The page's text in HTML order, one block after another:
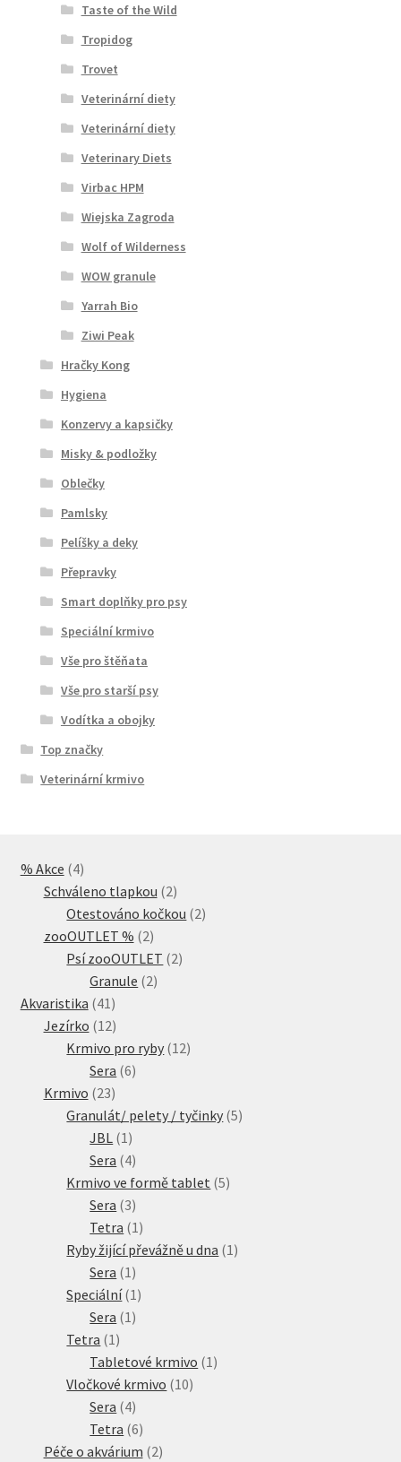
Taste of the Wild
Tropidog
Trovet
Veterinární diety
Veterinární diety
Veterinary Diets
Virbac HPM
Wiejska Zagroda
Wolf of Wilderness
WOW granule
Yarrah Bio
Ziwi Peak
Hračky Kong
Hygiena
Konzervy a kapsičky
Misky & podložky
Oblečky
Pamlsky
Pelíšky a deky
Přepravky
Smart doplňky pro psy
Speciální krmivo
Vše pro štěňata
Vše pro starší psy
Vodítka a obojky
Top značky
Veterinární krmivo
% Akce 44
produkty
Schváleno tlapkou 22
produkty
Otestováno kočkou 22
zooOUTLET % 22
produkty
Psí zooOUTLET 22
Granule 22
Akvaristika 41 41
produktů
Jezírko 1212
produktů
Krmivo pro ryby 1212
Sera 66
Krmivo 2323
produktů
Granulát/ pelety / tyčinky 55
JBL 1 1
produkt
Sera 44
produkty
Krmivo ve formě tablet 55
Sera 33
produkty
Tetra 1 1
produkt
Ryby žijící převážně u dna 1 1
Sera 1 1
produkt
Speciální 1 1
Sera 1 1
Tetra 1 1
produkt
Tabletové krmivo 1 1
Vločkové krmivo 1010
Sera 44
produkty
Tetra 66
produktů
Péče o akvárium 22